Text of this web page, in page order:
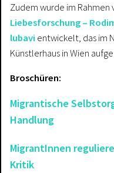
Zudem wurde im Rahmen
Liebesforschung –
lubavi entwickelt, das im
Künstlerhaus in Wien
Broschüren:
Migrantische
Handlung
MigrantInnen
Kritik